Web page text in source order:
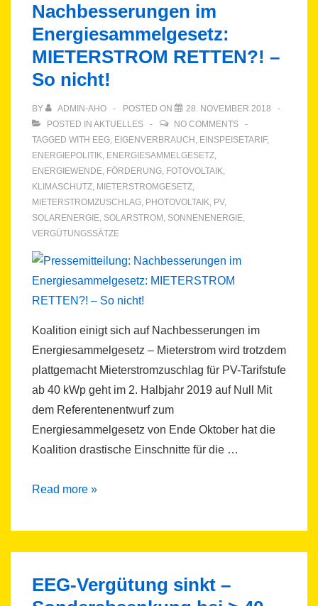
bis
52
GWp-
Solar-
Nachbesserungen im
Energiesammelgesetz:
MIETERSTROM RETTEN?! –
So nicht!
BY ADMIN-AHO POSTED ON
28. NOVEMBER 2018
POSTED IN AKTUELLES
NO COMMENTS
TAGGED WITH EEG, EIGENVERBRAUCH , EINSPEISETARIF,
ENERGIEPOLITIK, ENERGIESAMMELGESETZ,
ENERGIEWENDE, FÖRDERUNG, FOTOVOLTAIK,
KLIMASCHUTZ, MIETERSTROMGESETZ,
MIETERSTROMZUSCHLAG, PHOTOVOLTAIK, PV,
SOLARENERGIE, SOLARSTROM , SONNENENERGIE,
VERGÜTUNGSSÄTZE
Koalition einigt sich auf Nachbesserungen im
Energiesammelgesetz – Mieterstrom wird trotzdem
plattgemacht Mieterstromzuschlag für PV-Tarifstufe
ab 40 kWp geht im 2. Halbjahr 2019 auf Null Mit
dem Referentenentwurf zum
Energiesammelgesetz von Ende Oktober hat die
Koalition drastische Einschnitte für die …
Pressemitteilung:
im
RETTEN?!
Read more »
EEG-Vergütung sinkt –